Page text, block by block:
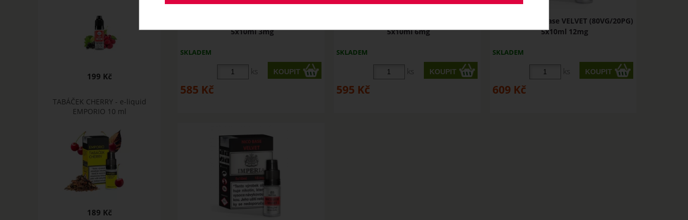
5x10ml 3mg
SKLADEM
ks
585 Kč
5x10ml 6mg
SKLADEM
ks
595 Kč
Imperia Nico Base VELVET (80VG/20PG)
5x10ml 12mg
SKLADEM
ks
609 Kč
199 Kč
TABÁČEK CHERRY - e-liquid
EMPORIO 10 ml
189 Kč